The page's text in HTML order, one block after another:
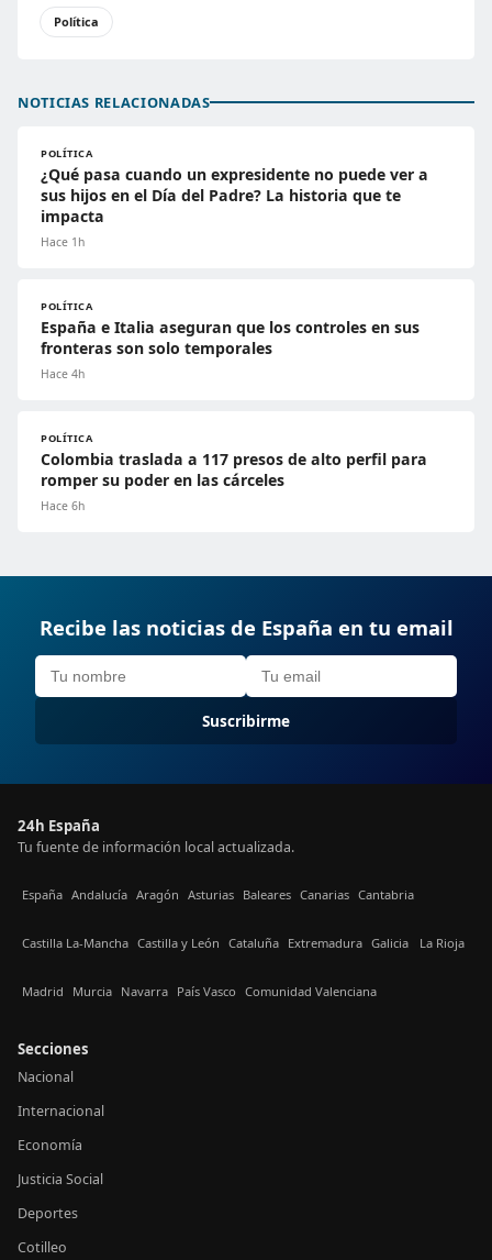
Política
NOTICIAS RELACIONADAS
POLÍTICA
¿Qué pasa cuando un expresidente no puede ver a
sus hijos en el Día del Padre? La historia que te
impacta
Hace 1h
POLÍTICA
España e Italia aseguran que los controles en sus
fronteras son solo temporales
Hace 4h
POLÍTICA
Colombia traslada a 117 presos de alto perfil para
romper su poder en las cárceles
Hace 6h
Recibe las noticias de España en tu email
Suscribirme
24h España
Tu fuente de información local actualizada.
España Andalucía Aragón Asturias Baleares Canarias Cantabria
Castilla La-Mancha Castilla y León Cataluña Extremadura Galicia La Rioja
Madrid Murcia Navarra País Vasco Comunidad Valenciana
Secciones
Nacional
Internacional
Economía
Justicia Social
Deportes
Cotilleo